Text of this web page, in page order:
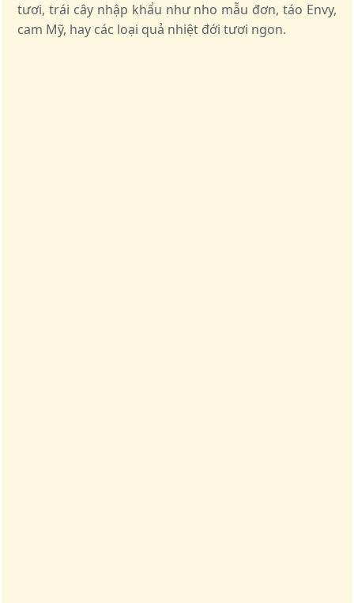
tươi, trái cây nhập khẩu như nho mẫu đơn, táo Envy,
cam Mỹ, hay các loại quả nhiệt đới tươi ngon.